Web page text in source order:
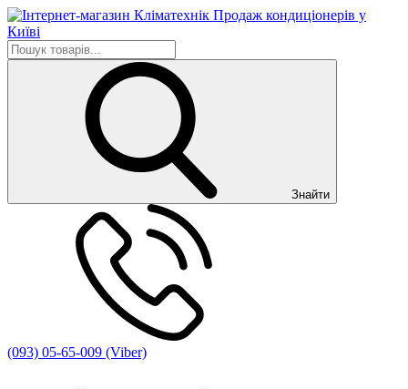
Знайти
(093) 05-65-009 (Viber)